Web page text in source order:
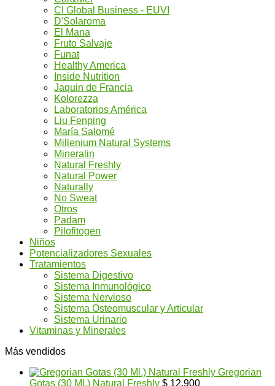
CI Global Business - EUVI
D'Solaroma
El Mana
Fruto Salvaje
Funat
Healthy America
Inside Nutrition
Jaquin de Francia
Kolorezza
Laboratorios América
Liu Fenping
María Salomé
Millenium Natural Systems
Mineralin
Natural Freshly
Natural Power
Naturally
No Sweat
Otros
Padam
Pilofitogen
Niños
Potencializadores Sexuales
Tratamientos
Sistema Digestivo
Sistema Inmunológico
Sistema Nervioso
Sistema Osteomuscular y Articular
Sistema Urinario
Vitaminas y Minerales
Más vendidos
Gregorian
Gotas (30 Ml.) Natural Freshly $ 12.900